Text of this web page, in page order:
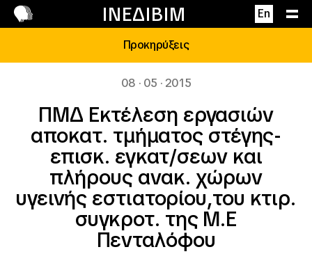
ΙΝΕΔΙΒΙΜ En
Επικοινωνία
Προκηρύξεις
08 · 05 · 2015
ΠΜΔ Εκτέλεση εργασιών
αποκατ. τμήματος στέγης-
επισκ. εγκατ/σεων και
πλήρους ανακ. χώρων
υγεινής εστιατορίου,του κτιρ.
συγκροτ. της Μ.Ε
Πενταλόφου